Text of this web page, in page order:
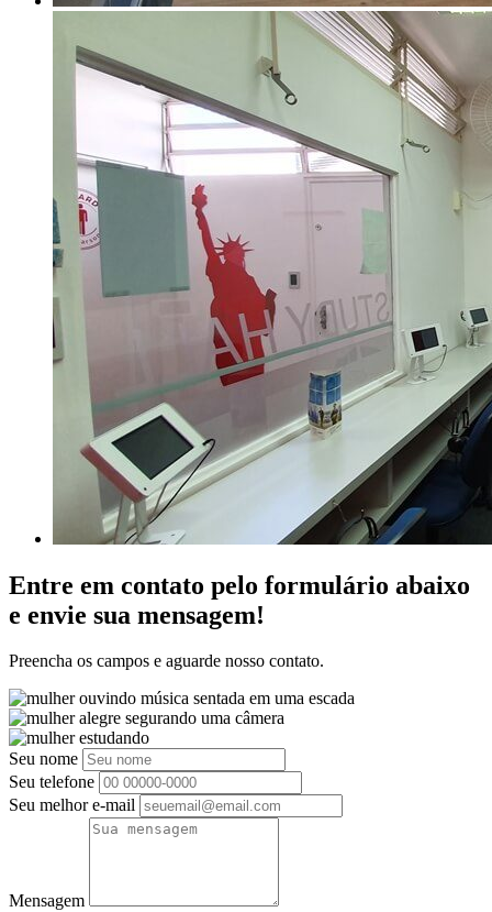
Entre em contato pelo formulário abaixo
e envie sua mensagem!
Preencha os campos e aguarde nosso contato.
Seu nome
Seu telefone
Seu melhor e-mail
Mensagem